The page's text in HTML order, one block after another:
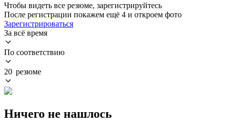
Чтобы видеть все резюме, зарегистрируйтесь
После регистрации покажем ещё 4 и откроем фото
Зарегистрироваться
За всё время
По соответствию
20 резюме
Ничего не нашлось